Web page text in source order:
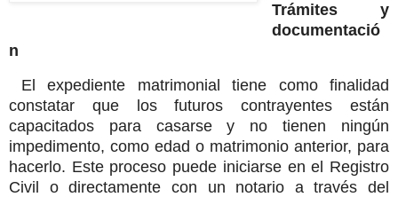
Trámites y
documentació
n
El expediente matrimonial tiene como finalidad
constatar que los futuros contrayentes están
capacitados para casarse y no tienen ningún
impedimento, como edad o matrimonio anterior, para
hacerlo. Este proceso puede iniciarse en el Registro
Civil o directamente con un notario a través del